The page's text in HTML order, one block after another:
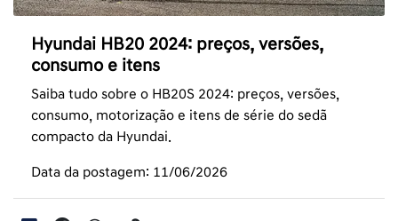
Hyundai HB20 2024: preços, versões,
consumo e itens
Saiba tudo sobre o HB20S 2024: preços, versões,
consumo, motorização e itens de série do sedã
compacto da Hyundai.
Data da postagem: 11/06/2026